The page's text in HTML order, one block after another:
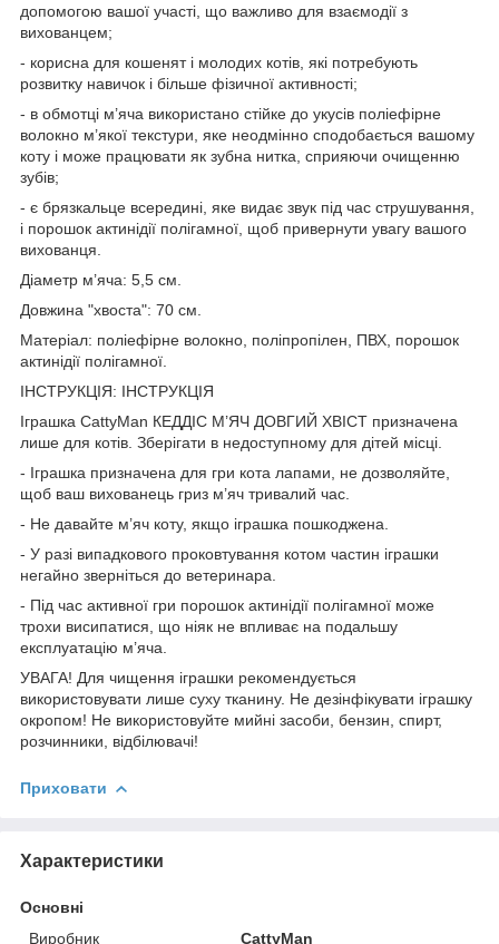
допомогою вашої участі, що важливо для взаємодії з
вихованцем;
- корисна для кошенят і молодих котів, які потребують
розвитку навичок і більше фізичної активності;
- в обмотці м’яча використано стійке до укусів поліефірне
волокно м’якої текстури, яке неодмінно сподобається вашому
коту і може працювати як зубна нитка, сприяючи очищенню
зубів;
- є брязкальце всередині, яке видає звук під час струшування,
і порошок актинідії полігамної, щоб привернути увагу вашого
вихованця.
Діаметр м’яча: 5,5 см.
Довжина "хвоста": 70 см.
Матеріал: поліефірне волокно, поліпропілен, ПВХ, порошок
актинідії полігамної.
ІНСТРУКЦІЯ: ІНСТРУКЦІЯ
Іграшка CattyMan КЕДДІС М’ЯЧ ДОВГИЙ ХВІСТ призначена
лише для котів. Зберігати в недоступному для дітей місці.
- Іграшка призначена для гри кота лапами, не дозволяйте,
щоб ваш вихованець гриз м’яч тривалий час.
- Не давайте м’яч коту, якщо іграшка пошкоджена.
- У разі випадкового проковтування котом частин іграшки
негайно зверніться до ветеринара.
- Під час активної гри порошок актинідії полігамної може
трохи висипатися, що ніяк не впливає на подальшу
експлуатацію м’яча.
УВАГА! Для чищення іграшки рекомендується
використовувати лише суху тканину. Не дезінфікувати іграшку
окропом! Не використовуйте мийні засоби, бензин, спирт,
розчинники, відбілювачі!
Приховати
Характеристики
Основні
Виробник
CattyMan